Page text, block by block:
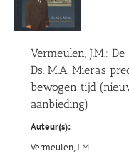
Vermeulen, J.M.:
Ds. M.A. Mieras
bewogen tijd
aanbieding)
Auteur(s):
Vermeulen, J.M.